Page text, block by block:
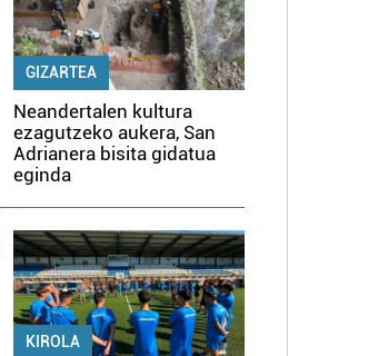
GIZARTEA
Neandertalen kultura
ezagutzeko aukera, San
Adrianera bisita gidatua
eginda
KIROLA